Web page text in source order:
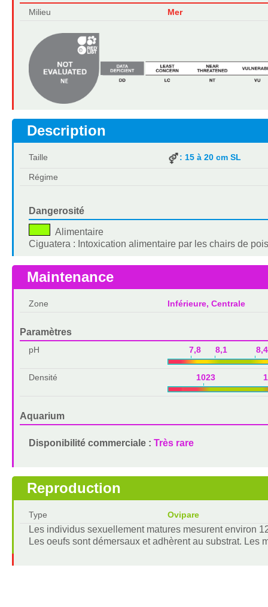
Milieu Mer
Description
Taille : 15 à 20 cm SL
Régime
Dangerosité
Alimentaire
Ciguatera : Intoxication alimentaire par les chairs de
Maintenance
Zone Inférieure, Centrale
Paramètres
pH 7,8 8,1 8,4
Densité 1023
Aquarium
Disponibilité commerciale : Très rare
Reproduction
Type Ovipare
Les individus sexuellement matures mesurent environ
Les oeufs sont démersaux et adhèrent au substrat. Les